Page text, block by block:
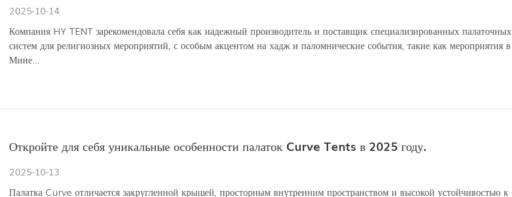
2025-10-14
Компания HY TENT зарекомендовала себя как надежный производитель и поставщик специализированных палаточных
систем для религиозных мероприятий, с особым акцентом на хадж и паломнические события, такие как мероприятия в
Мине...
Откройте для себя уникальные особенности палаток Curve Tents в 2025 году.
2025-10-13
Палатка Curve отличается закругленной крышей, просторным внутренним пространством и высокой устойчивостью к